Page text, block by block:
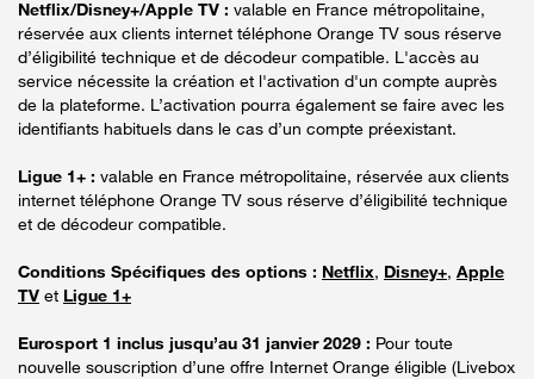
Netflix/Disney+/Apple TV : valable en France métropolitaine,
réservée aux clients internet téléphone Orange TV sous réserve
d’éligibilité technique et de décodeur compatible. L'accès au
service nécessite la création et l'activation d'un compte auprès
de la plateforme. L’activation pourra également se faire avec les
identifiants habituels dans le cas d’un compte préexistant.
Ligue 1+ : valable en France métropolitaine, réservée aux clients
internet téléphone Orange TV sous réserve d’éligibilité technique
et de décodeur compatible.
Conditions Spécifiques des options : Netflix, Disney+, Apple
TV et Ligue 1+
Eurosport 1 inclus jusqu’au 31 janvier 2029 : Pour toute
nouvelle souscription d’une offre Internet Orange éligible (Livebox